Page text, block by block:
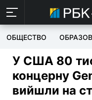
ОБЩЕСТВО
У США 80
концерну
вийшли на